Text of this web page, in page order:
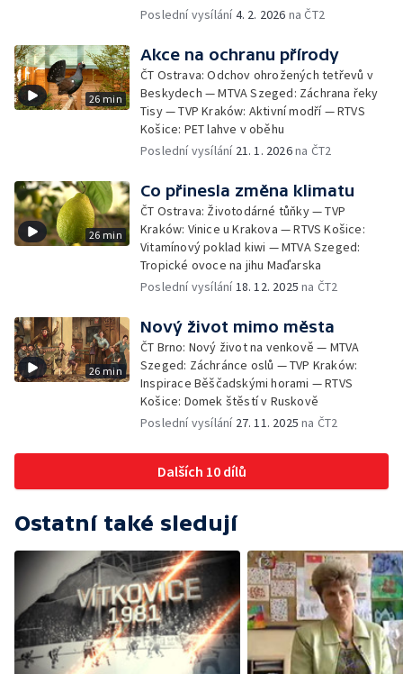
Poslední vysílání4. 2. 2026 na ČT2
26 min
Akce na ochranu přírody
ČT Ostrava: Odchov ohrožených tetřevů v
Beskydech — MTVA Szeged: Záchrana řeky
Tisy — TVP Kraków: Aktivní modří — RTVS
Košice: PET lahve v oběhu
Poslední vysílání 21. 1. 2026na ČT2
26 min
Co přinesla změna klimatu
ČT Ostrava: Životodárné tůňky — TVP
Kraków: Vinice u Krakova — RTVS Košice:
Vitamínový poklad kiwi — MTVA Szeged:
Tropické ovoce na jihu Maďarska
Poslední vysílání18. 12. 2025 na ČT2
26 min
Nový život mimo města
ČT Brno: Nový život na venkově — MTVA
Szeged: Záchránce oslů — TVP Kraków:
Inspirace Běščadskými horami — RTVS
Košice: Domek štěstí v Ruskově
Poslední vysílání 27. 11. 2025 na ČT2
Dalších 10 dílů
Ostatní také sledují